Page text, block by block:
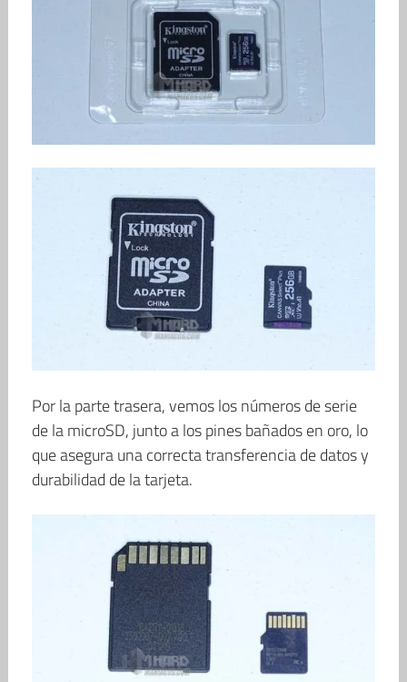
Por la parte trasera, vemos los números de serie
de la microSD, junto a los pines bañados en oro, lo
que asegura una correcta transferencia de datos y
durabilidad de la tarjeta.